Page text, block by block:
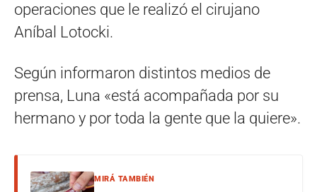
operaciones que le realizó el cirujano
Aníbal Lotocki.
Según informaron distintos medios de
prensa, Luna «está acompañada por su
hermano y por toda la gente que la quiere».
MIRÁ TAMBIÉN